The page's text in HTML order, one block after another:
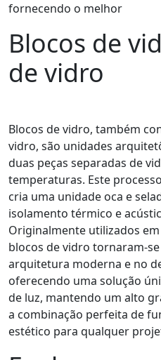
fornecendo o melhor
Blocos de
de vidro
Blocos de vidro, também
vidro, são unidades
duas peças separadas de
temperaturas. Este
cria uma unidade oca e
isolamento térmico e
Originalmente utilizados
blocos de vidro tornaram-
arquitetura moderna e no
oferecendo uma solução
de luz, mantendo um alto
a combinação perfeita de
estético para qualquer